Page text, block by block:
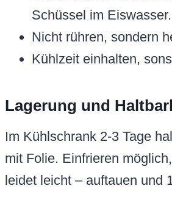
Schüssel im Eiswasser.
Nicht rühren, sondern
Kühlzeit einhalten,
Lagerung und
Im Kühlschrank 2-3 Tage
mit Folie. Einfrieren
leidet leicht – auftauen und